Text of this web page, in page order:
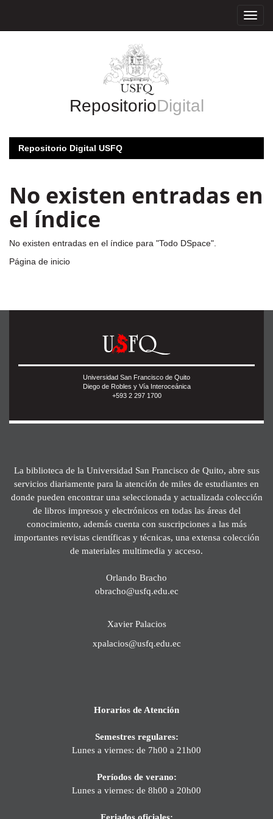
RepositorioDigital
Repositorio Digital USFQ
No existen entradas en
el índice
No existen entradas en el índice para "Todo DSpace".
Página de inicio
Universidad San Francisco de Quito
Diego de Robles y Vía Interoceánica
+593 2 297 1700
La biblioteca de la Universidad San Francisco de Quito, abre sus
servicios diariamente para la atención de miles de estudiantes en
donde pueden encontrar una seleccionada y actualizada colección
de libros impresos y electrónicos en todas las áreas del
conocimiento, además cuenta con suscripciones a las más
importantes revistas científicas y técnicas, una extensa colección
de materiales multimedia y acceso.
Orlando Bracho
obracho@usfq.edu.ec
Xavier Palacios
xpalacios@usfq.edu.ec
Horarios de Atención
Semestres regulares:
Lunes a viernes: de 7h00 a 21h00
Períodos de verano:
Lunes a viernes: de 8h00 a 20h00
Feriados oficiales: